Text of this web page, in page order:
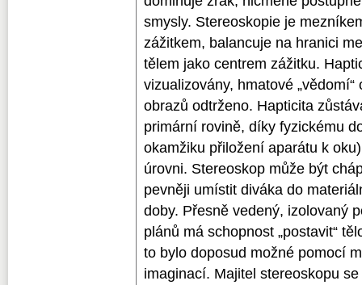
smysly. Stereoskopie je
zážitkem, balancuje na hranici
tělem jako centrem zážitku.
vizualizovány, hmatové
obrazů odtrženo. Hapticita
primární rovině, díky fyzickému
okamžiku přiložení aparátu k
úrovni. Stereoskop může být
pevněji umístit diváka do
doby. Přesně vedený, izolovaný
plánů má schopnost „postavit“
to bylo doposud možné pomocí
imaginací. Majitel stereoskopu